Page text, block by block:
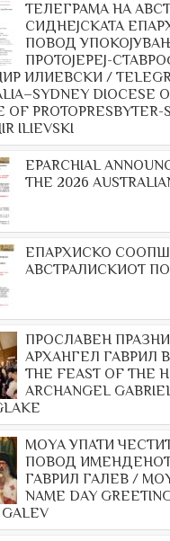
ТЕЛЕГРАМА НА
СИДНЕЈСКАТА
ПОВОД
ПРОТОЈЕРЕЈ-
ИЛИЕВСКИ /
DIOCESE
OF PROTOPRESBYTER-
ILIEVSKI
EPARCHIAL
THE 2026
ЕПАРХИСКО
АВСТРАЛИСКИОТ
ПРОСЛАВЕН
АРХАНГЕЛ ГАВРИЛ
THE FEAST OF THE
ARCHANGEL
МОYА УПАТИ
ПОВОД
ГАВРИЛ ГАЛЕВ /
NAME DAY
GALEV